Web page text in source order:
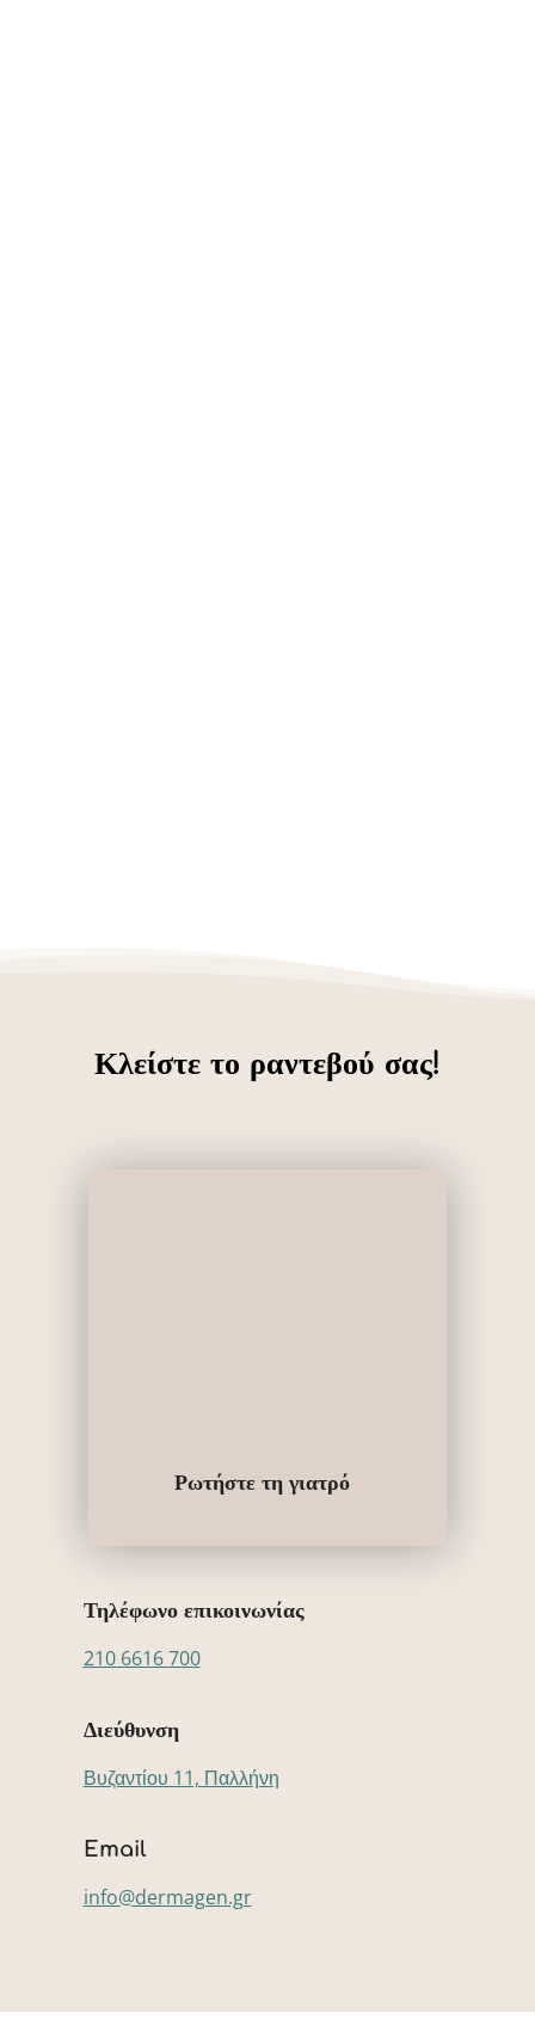
Κλείστε το ραντεβού σας!
Ρωτήστε τη γιατρό
Τηλέφωνο επικοινωνίας
210 6616 700
Διεύθυνση
Βυζαντίου 11, Παλλήνη
Email
info@dermagen.gr